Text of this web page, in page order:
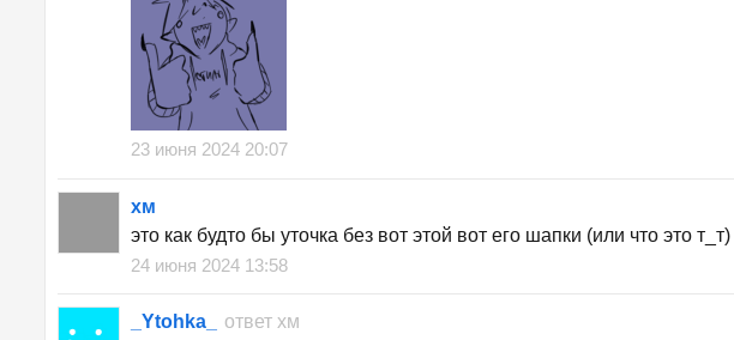
23 июня 2024 20:07
хм
это как будто бы уточка без вот этой вот его шапки (или что это т_т)
24 июня 2024 13:58
_Ytohka_ ответ хм